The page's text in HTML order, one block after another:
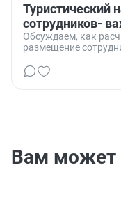
Туристический
сотрудников-
Обсуждаем, как
размещение
Вам может